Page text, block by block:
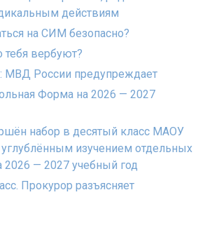
действиям
на СИМ безопасно?
тебя вербуют?
МВД России предупреждает
Форма на 2026 — 2027
набор в десятый класс МАОУ
изучением отдельных
2026 — 2027 учебный год
Прокурор разъясняет